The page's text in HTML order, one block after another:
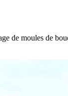
de moules de